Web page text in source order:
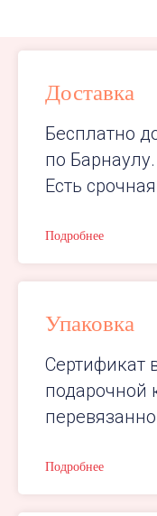
Доставка
Бесплатно
по Барнаулу.
Есть
Подробнее
Упаковка
Сертификат
подарочной
Подробнее